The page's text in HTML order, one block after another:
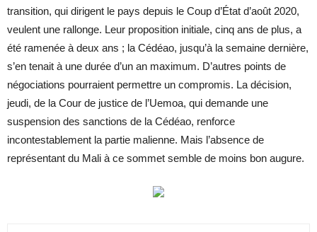
transition, qui dirigent le pays depuis le Coup d’État d’août 2020,
veulent une rallonge. Leur proposition initiale, cinq ans de plus, a
été ramenée à deux ans ; la Cédéao, jusqu’à la semaine dernière,
s’en tenait à une durée d’un an maximum. D’autres points de
négociations pourraient permettre un compromis. La décision,
jeudi, de la Cour de justice de l’Uemoa, qui demande une
suspension des sanctions de la Cédéao, renforce
incontestablement la partie malienne. Mais l’absence de
représentant du Mali à ce sommet semble de moins bon augure.